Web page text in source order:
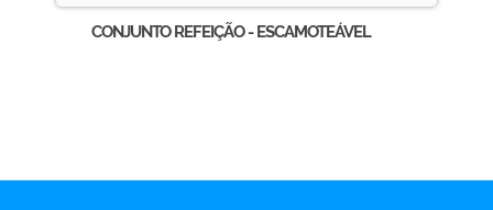
CONJUNTO REFEIÇÃO - ESCAMOTEÁVEL